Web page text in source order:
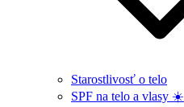
Starostlivosť o telo
SPF na telo a vlasy ☀️